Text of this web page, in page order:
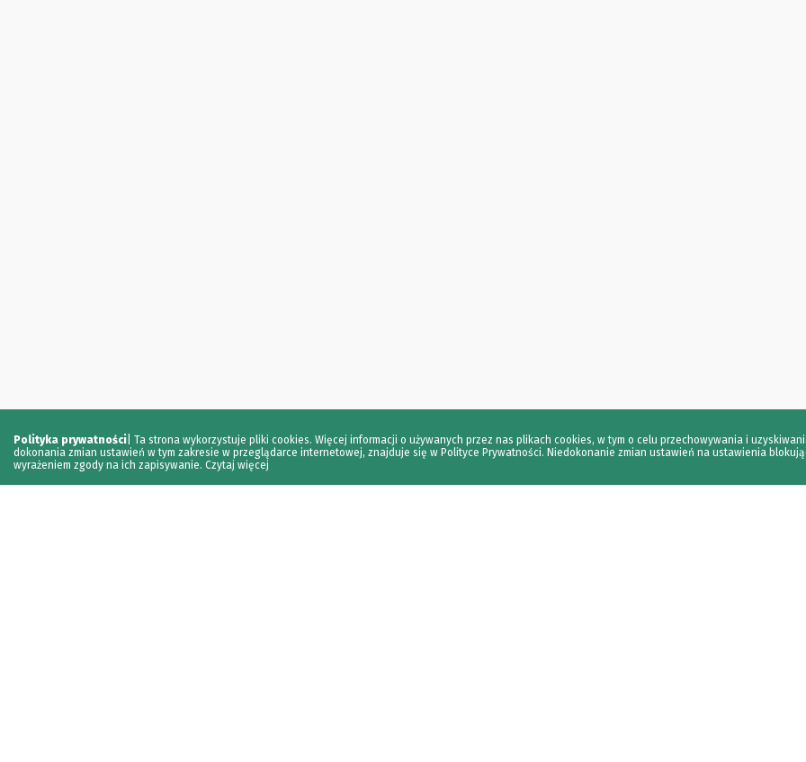
Polityka prywatności Ta strona wykorzystuje pliki cookies. Więcej informacji o używanych przez nas plikach cookies, w tym o celu przechowywania i
dokonania zmian ustawień w tym zakresie w przeglądarce internetowej, znajduje się w Polityce Prywatności. Niedokonanie zmian ustawień na ustawienia
wyrażeniem zgody na ich zapisywanie. Czytaj więcej